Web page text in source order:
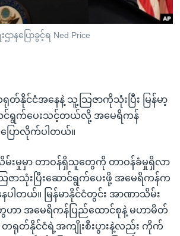
ာနပြောခွင့်ရ Ned Price
တရုတ်နိုင်ငံအနေနဲ့ သူ့သြဇာကိုသုံးပြီး မြန်မာ့
ာင်ရွက်ပေးသင့်တယ်လို့ အမေရိကန်
ပြောလိုက်ပါတယ်။
သိမ်းမှုမှာ တာဝန်ရှိသူတွေကို တာဝန်ခံမှုရှိလာ
ာသုံးပြီးဆောင်ရွက်ပေးဖို့ အမေရိကန်က
ါတယ်။ မြန်မာနိုင်ငံတွင်း အာဏာသိမ်း
ာ အမေရိကန်ပြည်ထောင်စုနဲ့ မဟာမိတ်
တရုတ်နိုင်ငံရဲ့အကျိုးစီးပွားနဲ့လည်း ကိုက်